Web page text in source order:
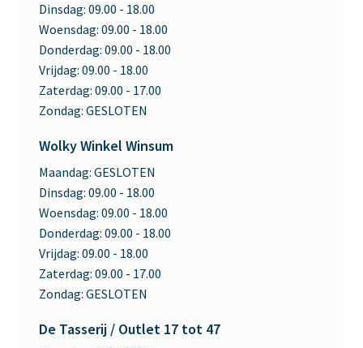
Dinsdag: 09.00 - 18.00
Woensdag: 09.00 - 18.00
Donderdag: 09.00 - 18.00
Vrijdag: 09.00 - 18.00
Zaterdag: 09.00 - 17.00
Zondag: GESLOTEN
Wolky Winkel Winsum
Maandag: GESLOTEN
Dinsdag: 09.00 - 18.00
Woensdag: 09.00 - 18.00
Donderdag: 09.00 - 18.00
Vrijdag: 09.00 - 18.00
Zaterdag: 09.00 - 17.00
Zondag: GESLOTEN
De Tasserij / Outlet 17 tot 47